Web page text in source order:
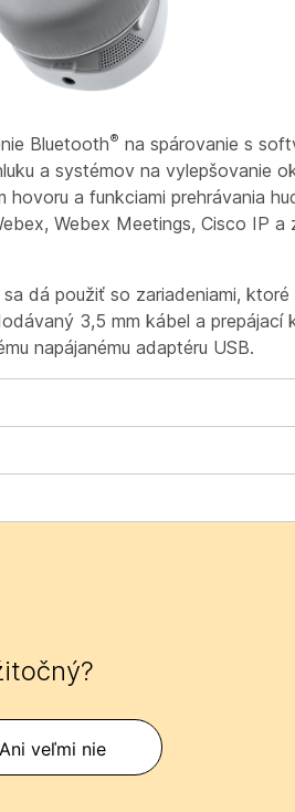
Bluetooth® na spárovanie s
a systémov na vylepšovanie
a funkciami prehrávania
Webex Meetings, Cisco IP a
dá použiť so zariadeniami, ktoré
3,5 mm kábel a prepájací
napájanému adaptéru USB.
Ani veľmi nie